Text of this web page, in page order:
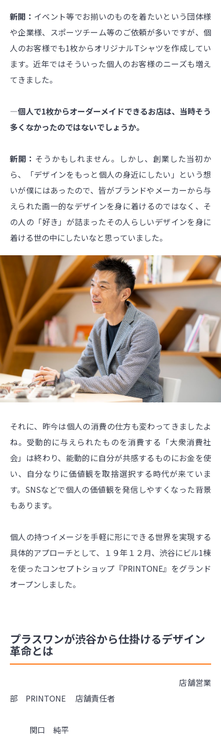
新開： イベント等でお揃いのものを着たいという団体様
や企業様、スポーツチーム等のご依頼が多いですが、個
人のお客様でも1枚からオリジナルTシャツを作成してい
ます。近年ではそういった個人のお客様のニーズも増え
てきました。
―個人で1枚からオーダーメイドできるお店は、当時そう
多くなかったのではないでしょうか。
新開： そうかもしれません。しかし、創業した当初か
ら、「デザインをもっと個人の身近にしたい」という想
いが僕にはあったので、皆がブランドやメーカーから与
えられた画一的なデザインを身に着けるのではなく、そ
の人の「好き」が詰まったその人らしいデザインを身に
着ける世の中にしたいなと思っていました。
それに、昨今は個人の消費の仕方も変わってきましたよ
ね。受動的に与えられたものを消費する「大衆消費社
会」は終わり、能動的に自分が共感するものにお金を使
い、自分なりに価値観を取捨選択する時代が来ていま
す。SNSなどで個人の価値観を発信しやすくなった背景
もあります。
個人の持つイメージを手軽に形にできる世界を実現する
具体的アプローチとして、１９年１２月、渋谷にビル1棟
を使ったコンセプトショップ『PRINTONE』をグランド
オープンしました。
プラスワンが渋谷から仕掛けるデザイン
革命とは
店舗営業
部 PRINTONE 店舗責任者
関口 純平